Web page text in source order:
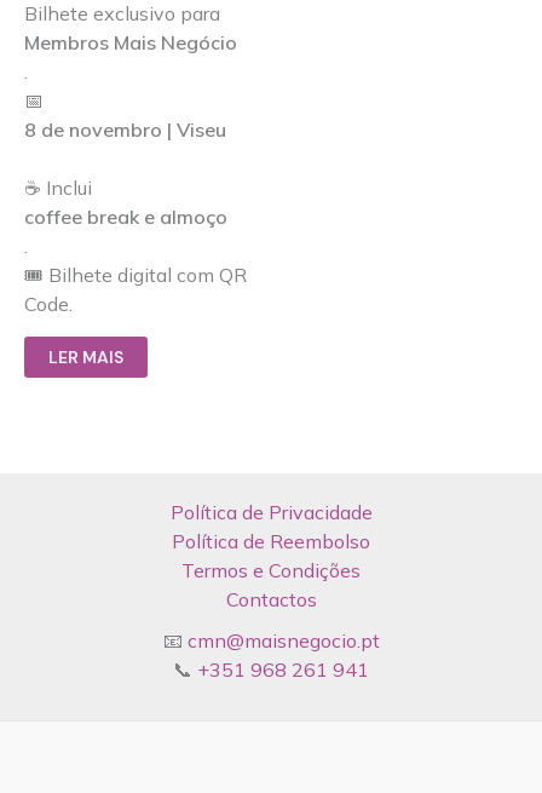
Bilhete exclusivo para
Membros Mais Negócio
.
📅
8 de novembro | Viseu
☕ Inclui
coffee break e almoço
.
🎟️ Bilhete digital com QR
Code.
LER MAIS
Política de Privacidade
Política de Reembolso
Termos e Condições
Contactos
📧 cmn@maisnegocio.pt
📞 +351 968 261 941